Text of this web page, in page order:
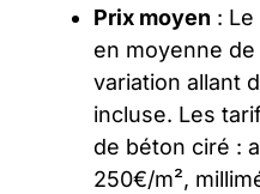
Prix moyen :
en moyenne de
variation allant
incluse. Les
de béton ciré :
250€/m²,